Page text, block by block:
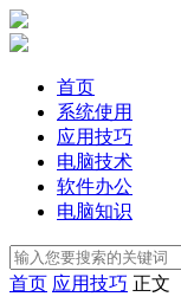
首页
系统使用
应用技巧
电脑技术
软件办公
电脑知识
首页 应用技巧 正文